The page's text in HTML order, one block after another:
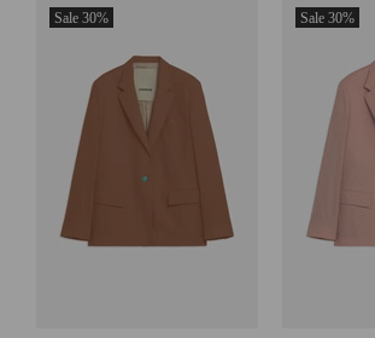
Sale 30% Sale 30%